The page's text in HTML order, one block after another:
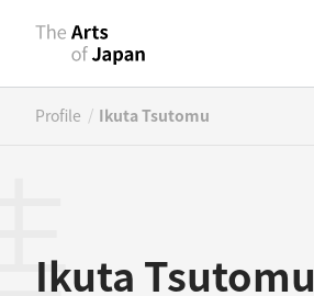
Profile / Ikuta Tsutomu
Ikuta Tsutomu